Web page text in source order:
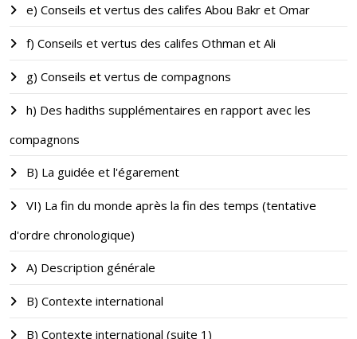
e) Conseils et vertus des califes Abou Bakr et Omar
f) Conseils et vertus des califes Othman et Ali
g) Conseils et vertus de compagnons
h) Des hadiths supplémentaires en rapport avec les
compagnons
B) La guidée et l'égarement
VI) La fin du monde après la fin des temps (tentative
d'ordre chronologique)
A) Description générale
B) Contexte international
B) Contexte international (suite 1)